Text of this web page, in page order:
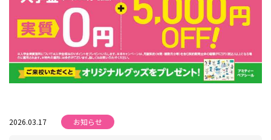
2026.03.17 お知らせ